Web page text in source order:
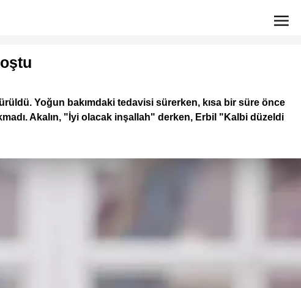
Yoğun bakımdaki tedavisi sürerken, kısa bir süre önce
Akalın, "İyi olacak inşallah" derken, Erbil "Kalbi düzeldi